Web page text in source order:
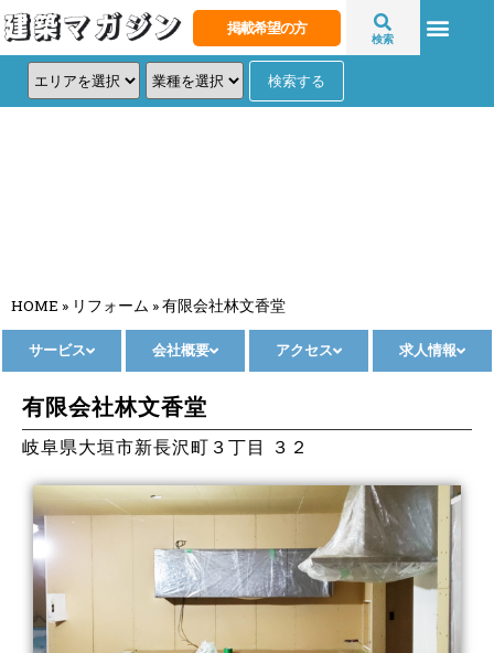
掲載希望の方
検索
HOME » リフォーム »有限会社林文香堂
サービス 会社概要 アクセス 求人情報
有限会社林文香堂
岐阜県大垣市新長沢町３丁目 ３２